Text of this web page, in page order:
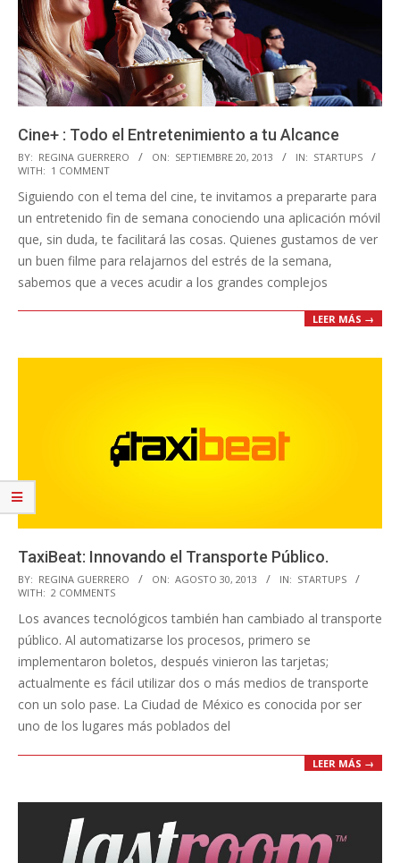
Cine+ : Todo el Entretenimiento a tu Alcance
2013-
09-
20
BY: REGINA GUERRERO ON: SEPTIEMBRE 20, 2013 IN: STARTUPS
WITH: 1 COMMENT
Siguiendo con el tema del cine, te invitamos a prepararte para
un entretenido fin de semana conociendo una aplicación móvil
que, sin duda, te facilitará las cosas. Quienes gustamos de ver
un buen filme para relajarnos del estrés de la semana,
sabemos que a veces acudir a los grandes complejos
LEER MÁS →
TaxiBeat: Innovando el Transporte Público.
2013-
08-
30
BY: REGINA GUERRERO ON: AGOSTO 30, 2013 IN: STARTUPS
WITH: 2 COMMENTS
Los avances tecnológicos también han cambiado al transporte
público. Al automatizarse los procesos, primero se
implementaron boletos, después vinieron las tarjetas;
actualmente es fácil utilizar dos o más medios de transporte
con un solo pase. La Ciudad de México es conocida por ser
uno de los lugares más poblados del
LEER MÁS →